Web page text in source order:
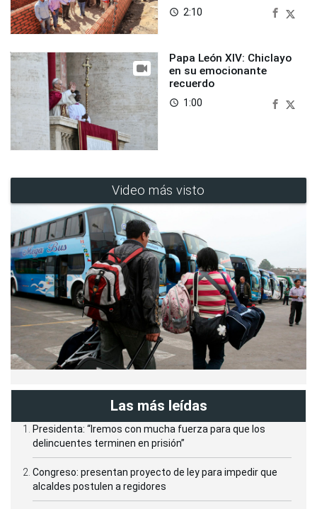
access_time 2:10
Papa León XIV: Chiclayo
en su emocionante
recuerdo
access_time 1:00
Video más visto
Las más leídas
Presidenta: “Iremos con mucha fuerza para que los
delincuentes terminen en prisión”
Congreso: presentan proyecto de ley para impedir que
alcaldes postulen a regidores